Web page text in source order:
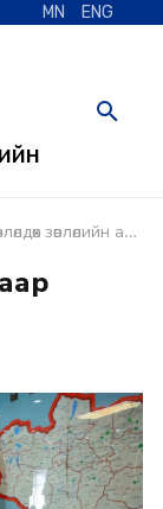
MN ENG
зөвлөлийн анхдугаар хуралдаан боллоо